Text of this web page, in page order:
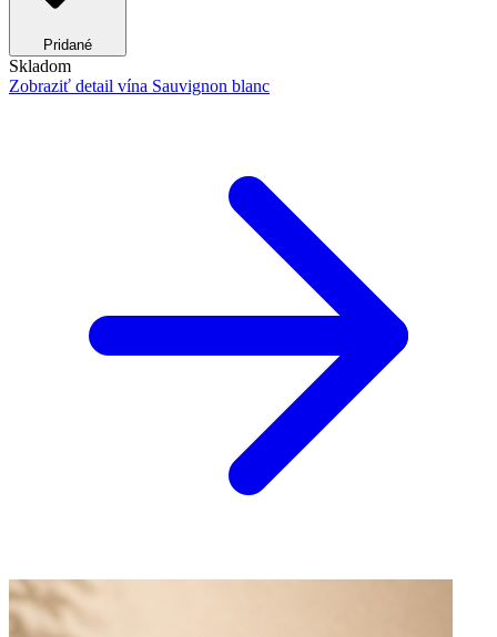
Pridané
Skladom
Zobraziť detail vína Sauvignon blanc